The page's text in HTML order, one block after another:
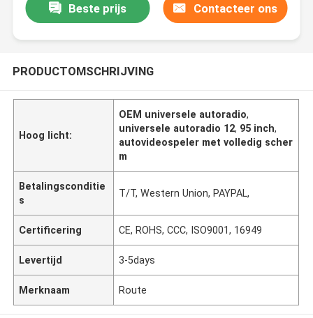
Beste prijs Contacteer ons
PRODUCTOMSCHRIJVING
Hoog licht:
OEM universele autoradio,
universele autoradio 12, 95 inch,
autovideospeler met volledig scher
m
Betalingsconditie
s
T/T, Western Union, PAYPAL,
Certificering CE, ROHS, CCC, ISO9001, 16949
Levertijd 3-5days
Merknaam Route